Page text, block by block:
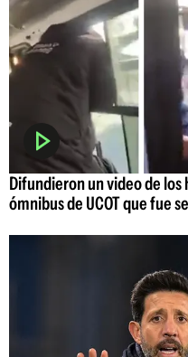
Difundieron un video de
ómnibus de UCOT que fue